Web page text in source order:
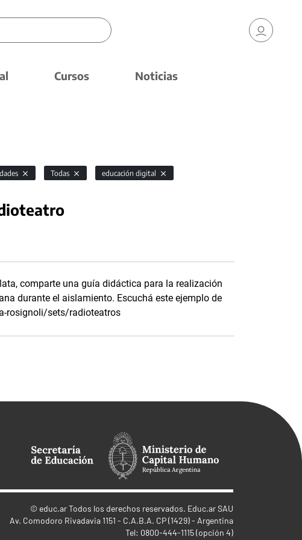
Cursos Noticias
Todas educación digital
comparte una guía didáctica para la realización
durante el aislamiento. Escuchá este ejemplo de
rosignoli/sets/radioteatros
© educ.arTodos los derechos reservados. Educ.ar SAU
Av. Comodoro Rivadavia 1151 - C.A.B.A. CP (1429) - Argentina
Tel: 0800-444-1115 (opción 4)